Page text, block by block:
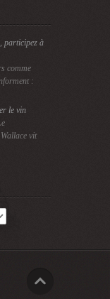
participez à
comme
:
le vin
vit